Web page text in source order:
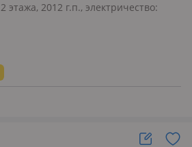
2 этажа, 2012 г.п., электричество:
мансардного типа, с удобной
планировкой и всеми необходимыми